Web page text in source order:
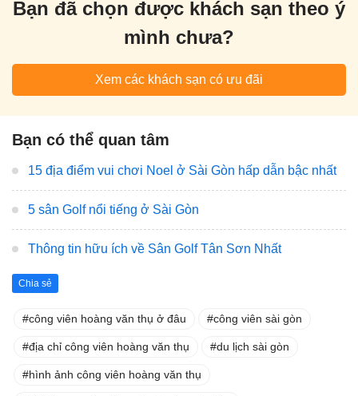
Bạn đã chọn được khách sạn theo ý
mình chưa?
Xem các khách sạn có ưu đãi
Bạn có thể quan tâm
15 địa điểm vui chơi Noel ở Sài Gòn hấp dẫn bậc nhất
5 sân Golf nổi tiếng ở Sài Gòn
Thông tin hữu ích về Sân Golf Tân Sơn Nhất
Chia sẻ
công viên hoàng văn thụ ở đâu công viên sài gòn
địa chỉ công viên hoàng văn thụ du lịch sài gòn
hình ảnh công viên hoàng văn thụ